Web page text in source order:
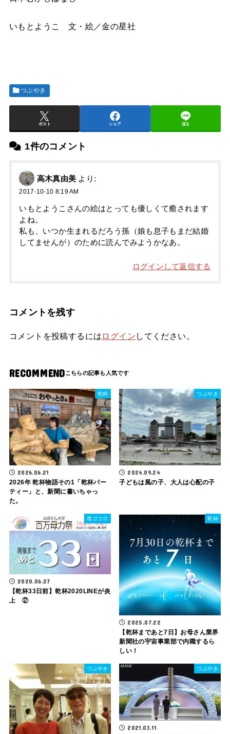
いもとようこ 文・絵／金の星社
つぶやき
ポスト シェア 送る
1件のコメント
高木真由美 より:
2017-10-10 8:19 AM
いもとようこさんの絵はとっても優しくて癒されます
よね。
私も、いつか生まれるだろう孫（娘も息子もまだ結婚
してませんが）のために読んでみようかなあ。
ログインして返信する
コメントを残す
コメントを投稿するには ログイン してください。
RECOMMEND
乾杯
2026.06.21
2026年 乾杯物語その1「乾杯パー
ティー」と、新聞に書いちゃっ
た。
つぶやき
2024.09.24
子どもは風の子、大人は心配の子
母ゴコロ
2020.06.27
【乾杯33日前】乾杯2020LINEが炎
上 ②
乾杯
2025.07.22
【乾杯まであと7日】お母さん業界
新聞社の宇宙事業部で内職するら
しい！
つぶやき つぶやき
2021.03.11